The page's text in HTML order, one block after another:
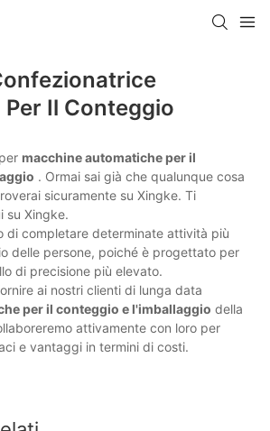
Il Conteggio
macchine automatiche per il
. Ormai sai già che qualunque cosa
sicuramente su Xingke. Ti
su Xingke.
di completare determinate attività più
delle persone, poiché è progettato per
di precisione più elevato.
ai nostri clienti di lunga data
per il conteggio e l'imballaggio della
attivamente con loro per
e vantaggi in termini di costi.